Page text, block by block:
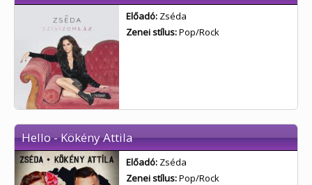
Előadó: Zséda
Zenei stílus:Pop/Rock
Hello - Kökény Attila
Előadó: Zséda
Zenei stílus:Pop/Rock